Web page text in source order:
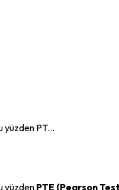
yüzden PT...
yüzden PTE (Pearson